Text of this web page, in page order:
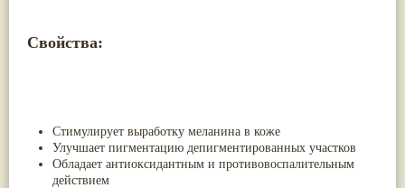
Свойства:
Стимулирует выработку меланина в коже
Улучшает пигментацию депигментированных участков
Обладает антиоксидантным и противовоспалительным
действием